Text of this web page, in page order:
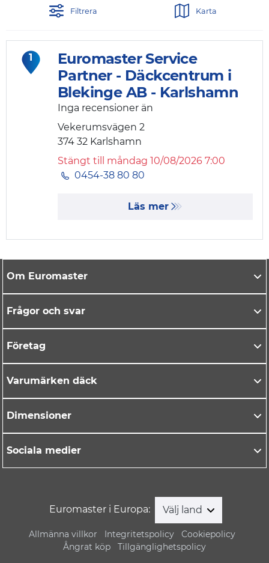
Karta
Filtrera
1
Euromaster Service
Partner - Däckcentrum i
Blekinge AB - Karlshamn
Inga recensioner än
Vekerumsvägen 2
374 32 Karlshamn
Stängt till måndag 10/08/2026 7:00
0454-38 80 80
Läs mer
Om Euromaster
Frågor och svar
Företag
Varumärken däck
Dimensioner
Sociala medier
Euromaster i Europa: Välj land
Allmänna villkor Integritetspolicy
Cookiepolicy
Ångrat köp
Tillgänglighetspolicy